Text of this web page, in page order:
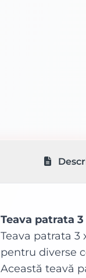
Teava patrata
Teava patrata
pentru diverse
Această teavă